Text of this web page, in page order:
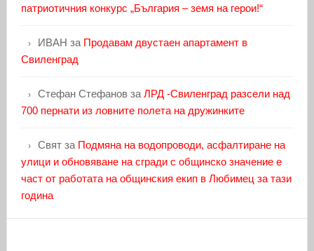
патриотичния конкурс „България – земя на герои!“
ИВАН за Продавам двустаен апартамент в
Свиленград
Стефан Стефановза ЛРД -Свиленград разсели над
700 пернати из ловните полета на дружинките
Святза Подмяна на водопроводи, асфалтиране на
улици и обновяване на сгради с общинско значение е
част от работата на общинския екип в Любимец за тази
година